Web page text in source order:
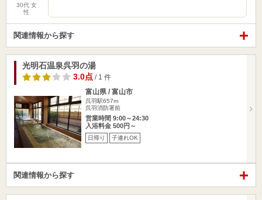
30代 女
性
関連情報から探す
光明石温泉呉羽の湯
3.0点 / 1 件
富山県 / 富山市
呉羽駅657m
呉羽消防署前
営業時間 9:00～24:30
入浴料金 500円～
日帰り 子連れOK
関連情報から探す